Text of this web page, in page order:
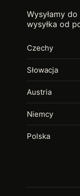
Wysyłamy
wysyłka od
Czechy
Słowacja
Austria
Niemcy
Polska